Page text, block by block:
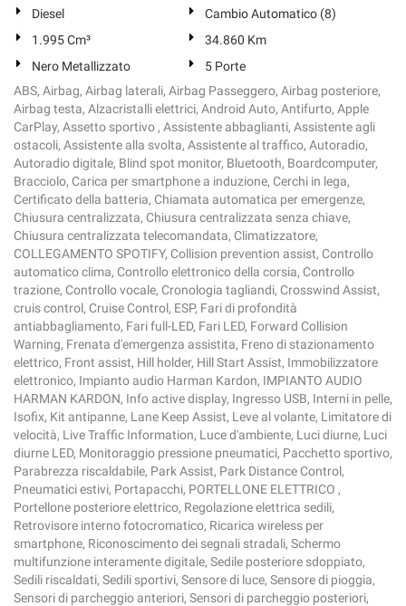
Diesel
Cambio Automatico (8)
1.995 Cm³
34.860 Km
Nero Metallizzato
5 Porte
ABS, Airbag, Airbag laterali, Airbag Passeggero, Airbag posteriore,
Airbag testa, Alzacristalli elettrici, Android Auto, Antifurto, Apple
CarPlay, Assetto sportivo , Assistente abbaglianti, Assistente agli
ostacoli, Assistente alla svolta, Assistente al traffico, Autoradio,
Autoradio digitale, Blind spot monitor, Bluetooth, Boardcomputer,
Bracciolo, Carica per smartphone a induzione, Cerchi in lega,
Certificato della batteria, Chiamata automatica per emergenze,
Chiusura centralizzata, Chiusura centralizzata senza chiave,
Chiusura centralizzata telecomandata, Climatizzatore,
COLLEGAMENTO SPOTIFY, Collision prevention assist, Controllo
automatico clima, Controllo elettronico della corsia, Controllo
trazione, Controllo vocale, Cronologia tagliandi, Crosswind Assist,
cruis control, Cruise Control, ESP, Fari di profondità
antiabbagliamento, Fari full-LED, Fari LED, Forward Collision
Warning, Frenata d'emergenza assistita, Freno di stazionamento
elettrico, Front assist, Hill holder, Hill Start Assist, Immobilizzatore
elettronico, Impianto audio Harman Kardon, IMPIANTO AUDIO
HARMAN KARDON, Info active display, Ingresso USB, Interni in pelle,
Isofix, Kit antipanne, Lane Keep Assist, Leve al volante, Limitatore di
velocità, Live Traffic Information, Luce d'ambiente, Luci diurne, Luci
diurne LED, Monitoraggio pressione pneumatici, Pacchetto sportivo,
Parabrezza riscaldabile, Park Assist, Park Distance Control,
Pneumatici estivi, Portapacchi, PORTELLONE ELETTRICO ,
Portellone posteriore elettrico, Regolazione elettrica sedili,
Retrovisore interno fotocromatico, Ricarica wireless per
smartphone, Riconoscimento dei segnali stradali, Schermo
multifunzione interamente digitale, Sedile posteriore sdoppiato,
Sedili riscaldati, Sedili sportivi, Sensore di luce, Sensore di pioggia,
Sensori di parcheggio anteriori, Sensori di parcheggio posteriori,